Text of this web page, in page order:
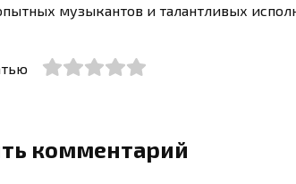
музыкантов и талантливых
комментарий